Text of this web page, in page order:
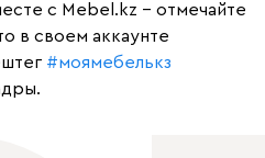
с Mebel.kz – отмечайте
в своем аккаунте
#моямебелькз